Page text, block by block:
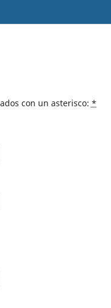
con un asterisco: *